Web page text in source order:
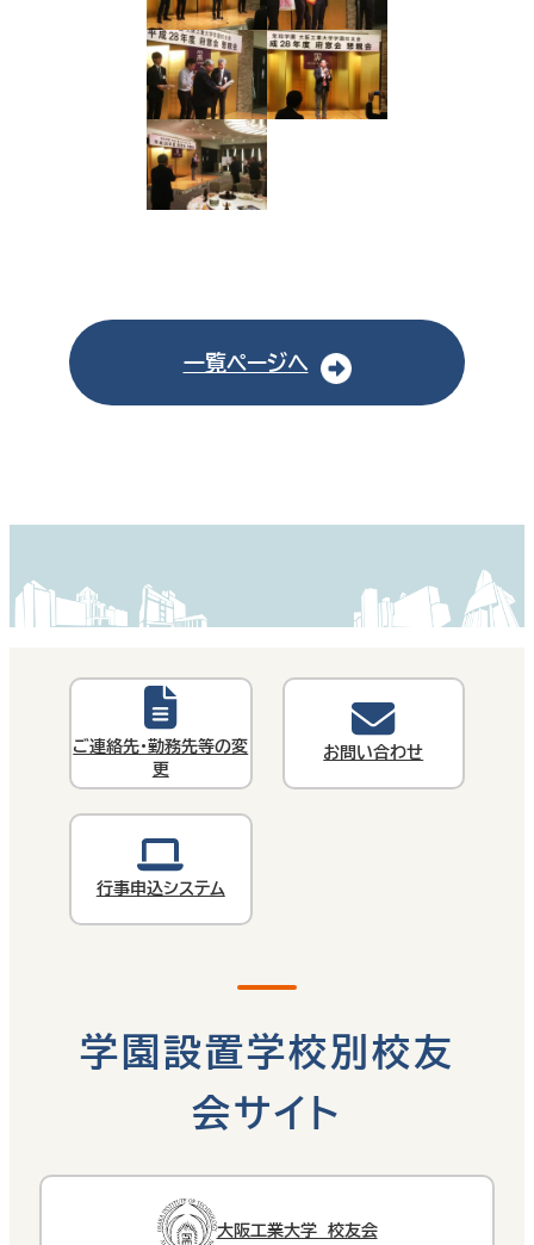
一覧ページへ
ご連絡先・勤務先等の変
更
お問い合わせ
行事申込システム
学園設置学校別校友
会サイト
大阪工業大学 校友会